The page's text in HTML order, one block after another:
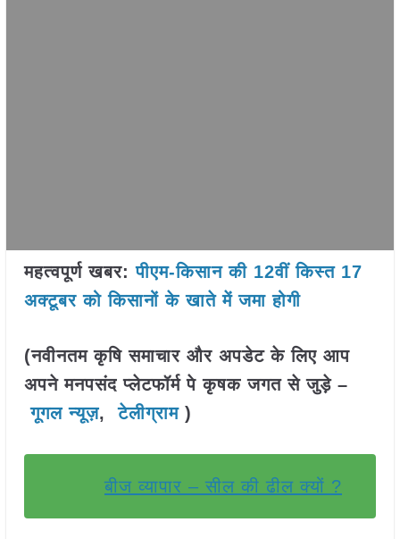
महत्वपूर्ण खबर:पीएम-किसान की 12वीं किस्त 17
अक्टूबर को किसानों के खाते में जमा होगी
(नवीनतम कृषि समाचार और अपडेट के लिए आप
अपने मनपसंद प्लेटफॉर्म पे कृषक जगत से जुड़े –
गूगल न्यूज़,टेलीग्राम )
बीज व्यापार – सील की ढील क्यों ?